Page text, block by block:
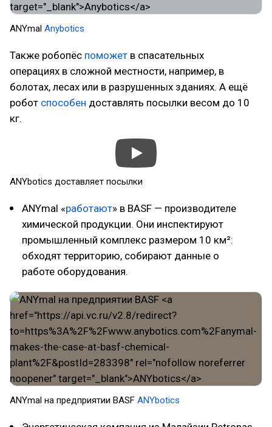
ANYmal Anybotics
Также робопёс поможет в спасательных
операциях в cложной местности, например, в
болотах, лесах или в разрушенных зданиях. А ещё
робот способен доставлять посылки весом до 10
кг.
ANYbotics доставляет посылки
ANYmal «работают» в BASF — производителе
химической продукции. Они инспектируют
промышленный комплекс размером 10 км²:
обходят территорию, собирают данные о
работе оборудования.
ANYmal на предприятии BASF ANYbotics